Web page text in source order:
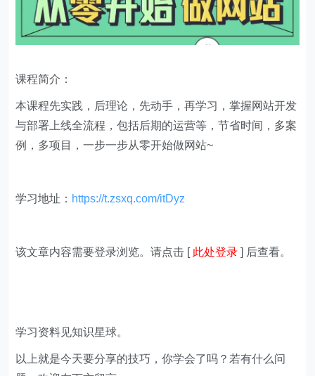
课程简介：
本课程先实践，后理论，先动手，再学习，掌握网站开发
与部署上线全流程，包括后期的运营等，节省时间，多案
例，多项目，一步一步从零开始做网站~
学习地址： https://t.zsxq.com/itDyz
该文章内容需要登录浏览。请点击 [ 此处登录 ] 后查看。
学习资料见知识星球。
以上就是今天要分享的技巧，你学会了吗？若有什么问